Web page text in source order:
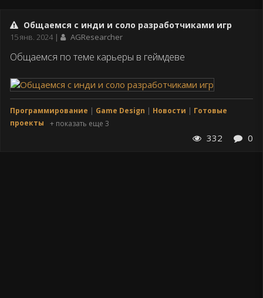
Общаемся с инди и соло разработчиками игр
Дата
15 янв. 2024 AGResearcher
Общаемся по теме карьеры в геймдеве
Программирование Game Design Новости
Готовые
проекты
+ показать еще 3
332 0